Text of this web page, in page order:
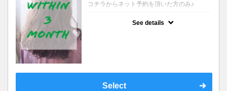
コチラからネット予約を頂いた方のみ♪
See details
Select